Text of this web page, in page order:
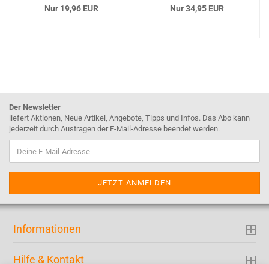
Nur 19,96 EUR Nur 34,95 EUR
Der Newsletter
liefert Aktionen, Neue Artikel, Angebote, Tipps und Infos. Das Abo kann
jederzeit durch Austragen der E-Mail-Adresse beendet werden.
Informationen
Hilfe & Kontakt